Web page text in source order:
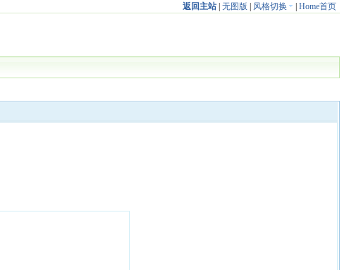
返回主站| 无图版 风格切换 Home首页